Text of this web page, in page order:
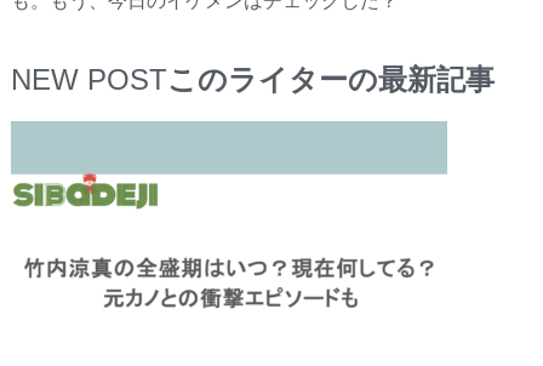
NEW POSTこのライターの最新記事